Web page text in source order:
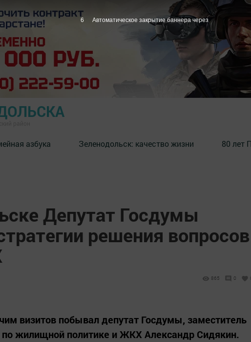
азбука ⁠Зеленодольск: качество жизни 80 лет
Депутат Госдумы
решения вопросов
865 0
визитов побывал депутат Госдумы, заместитель
по жилищной политике и ЖКХ Александр Сидякин.
5 Автоматическое закрытие баннера через